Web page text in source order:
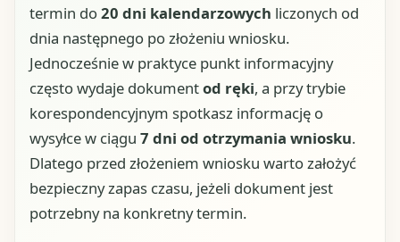
termin do20 dni kalendarzowych liczonych od
dnia następnego po złożeniu wniosku.
Jednocześnie w praktyce punkt informacyjny
często wydaje dokumentod ręki, a przy trybie
korespondencyjnym spotkasz informację o
wysyłce w ciągu 7 dni od otrzymania wniosku.
Dlatego przed złożeniem wniosku warto założyć
bezpieczny zapas czasu, jeżeli dokument jest
potrzebny na konkretny termin.